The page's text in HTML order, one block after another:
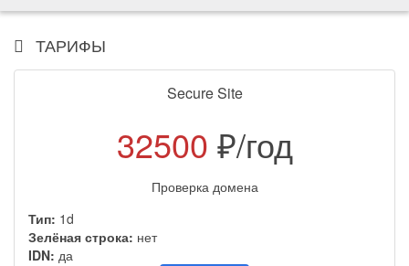
ТАРИФЫ
Secure Site
32500 ₽/год
Проверка домена
Тип: 1d
Зелёная строка: нет
IDN: да